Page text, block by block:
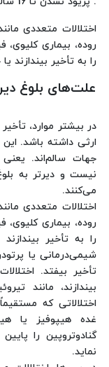
اختلالات متعددی
روده، بیماری
را به تأخیر بیندازند
علت‌های بلوغ
در بیشتر موارد،
ارثی داشته باشد. این
جهات سالم‌اند.
نیست و دیرتر به
می‌کنند.
اختلالات متعددی
روده، بیماری
را به تأخیر
شیمی‌درمانی یا
تأخیر بیفتد.
بیندازند، مانند
اختلالاتی که
غده هیپوفیز یا
گنادوتروپین را
نماید.